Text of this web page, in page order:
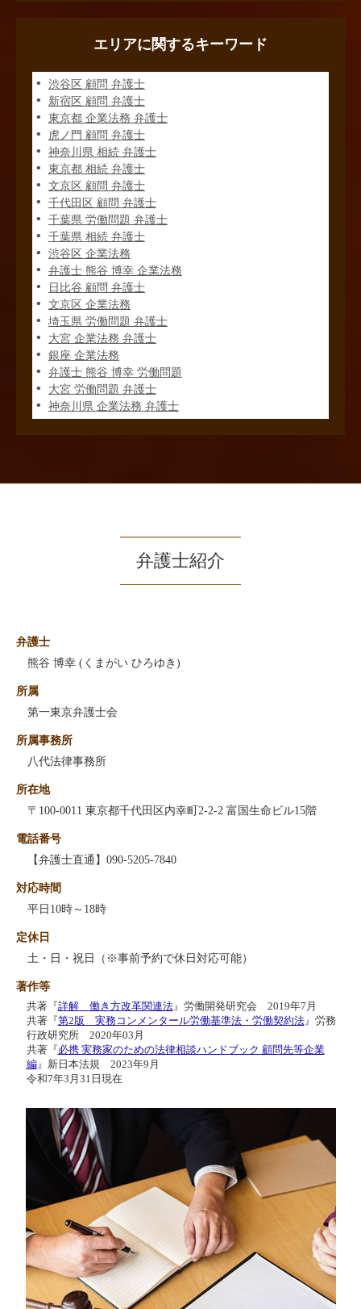
エリアに関するキーワード
渋谷区 顧問 弁護士
新宿区 顧問 弁護士
東京都 企業法務 弁護士
虎ノ門 顧問 弁護士
神奈川県 相続 弁護士
東京都 相続 弁護士
文京区 顧問 弁護士
千代田区 顧問 弁護士
千葉県 労働問題 弁護士
千葉県 相続 弁護士
渋谷区 企業法務
弁護士 熊谷 博幸 企業法務
日比谷 顧問 弁護士
文京区 企業法務
埼玉県 労働問題 弁護士
大宮 企業法務 弁護士
銀座 企業法務
弁護士 熊谷 博幸 労働問題
大宮 労働問題 弁護士
神奈川県 企業法務 弁護士
弁護士紹介
弁護士
熊谷 博幸 (くまがい ひろゆき)
所属
第一東京弁護士会
所属事務所
八代法律事務所
所在地
〒100-0011 東京都千代田区内幸町2-2-2 富国生命ビル15階
電話番号
【弁護士直通】090-5205-7840
対応時間
平日10時～18時
定休日
土・日・祝日（※事前予約で休日対応可能）
著作等
共著『 詳解 働き方改革関連法』労働開発研究会 2019年7月
共著『 第2版 実務コンメンタール労働基準法・労働契約法』労務
行政研究所 2020年03月
共著『 必携 実務家のための法律相談ハンドブック 顧問先等企業
編』新日本法規 2023年9月
令和7年3月31日現在